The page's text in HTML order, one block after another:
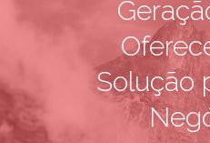
Solução